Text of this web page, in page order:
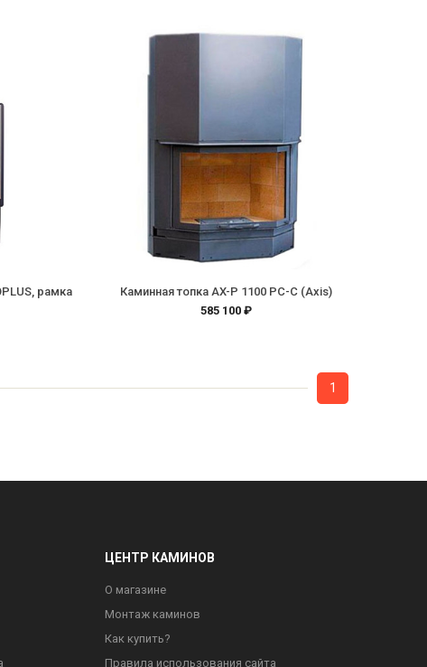
рамка
Каминная топка AX-P 1100 PC-C (Axis)
585 100 ₽
1
ЦЕНТР КАМИНОВ
О магазине
Монтаж каминов
Как купить?
Правила использования сайта